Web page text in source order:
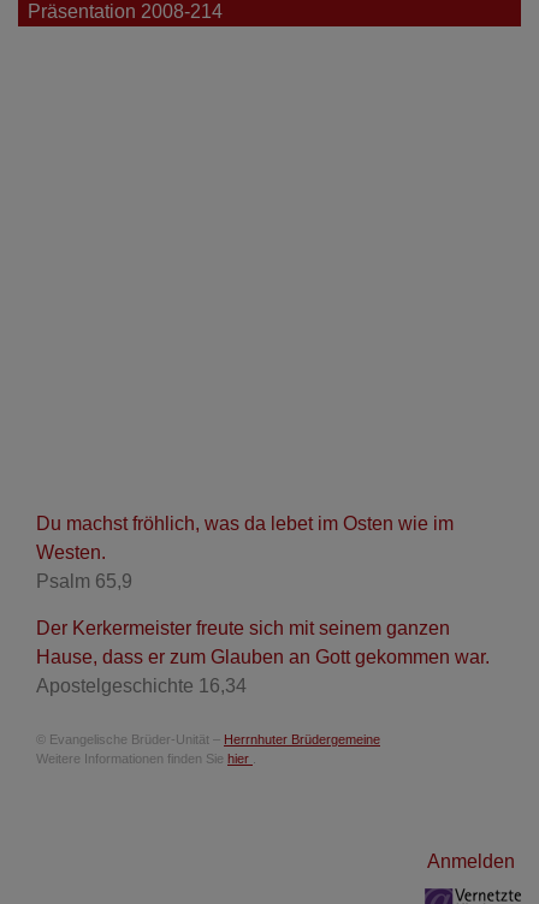
Präsentation 2008-214
Du machst fröhlich, was da lebet im Osten wie im
Westen.
Psalm 65,9
Der Kerkermeister freute sich mit seinem ganzen
Hause, dass er zum Glauben an Gott gekommen war.
Apostelgeschichte 16,34
© Evangelische Brüder-Unität – Herrnhuter Brüdergemeine
Weitere Informationen finden Sie hier
Anmelden